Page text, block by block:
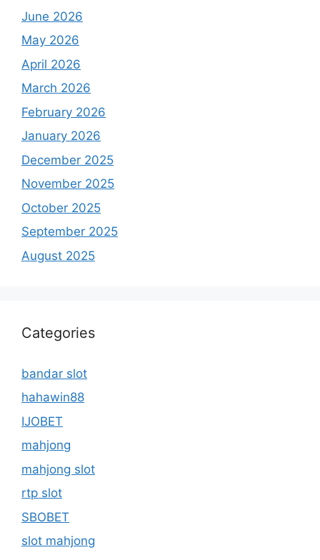
June 2026
May 2026
April 2026
March 2026
February 2026
January 2026
December 2025
November 2025
October 2025
September 2025
August 2025
Categories
bandar slot
hahawin88
IJOBET
mahjong
mahjong slot
rtp slot
SBOBET
slot mahjong